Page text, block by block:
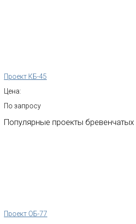
Проект КБ-45
Цена:
По запросу
Популярные проекты бревенчатых
Проект ОБ-77